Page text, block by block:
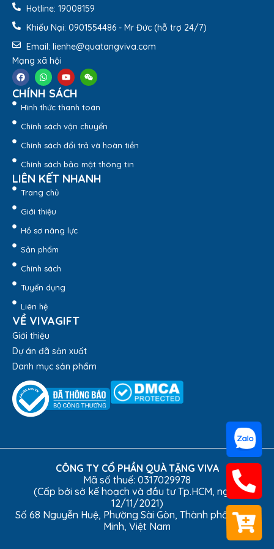
Kỷ Niệm Chương Gỗ Đồng Số 40 KN-D308 – Quà tặng
2.2. Thiết kế độc đáo
Kỷ niệm chương sở hữu thiết kế tròn đầy với kích thước vừa
vặn, phù hợp làm quà tặng độc đáo, ý nghĩa để thể hiện sự
tôn vinh và trân trọng của người trao đến người tặng. Sự
kết hợp giữa MDF và đồng tạo nên một biểu tượng của sự
sang trọng và đẳng cấp.
Kỷ Niệm Chương Gỗ Đồng Số 40 KN-D308 –
Quatangviva.com
Hotline: 19008159
Khiếu Nại: 0901554486 - Mr Đức (hỗ trợ 24/7)
Email: lienhe@quatangviva.com
Mạng xã hội
CHÍNH SÁCH
Hình thức thanh toán
Chính sách vận chuyển
Chính sách đổi trả và hoàn tiền
Chính sách bảo mật thông tin
LIÊN KẾT NHANH
Trang chủ
Giới thiệu
Hồ sơ năng lực
Sản phẩm
Chính sách
Tuyển dụng
Liên hệ
VỀ VIVAGIFT
Giới thiệu
Dự án đã sản xuất
Danh mục sản phẩm
CÔNG TY CỔ PHẦN QUÀ TẶNG VIVA
Mã số thuế: 0317029978
(Cấp bởi sở kế hoạch và đầu tư Tp.HCM, ngày
12/11/2021)
Số 68 Nguyễn Huệ, Phường Sài Gòn, Thành phố Hồ Chí
Minh, Việt Nam